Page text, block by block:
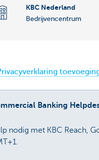
KBC Nederland
Bedrijvencentrum
Banking
nodig met KBC Reach,